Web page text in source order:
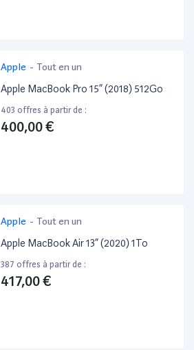
Apple - Tout en un
Apple MacBook Pro 15” (2018) 512Go
403 offres à partir de :
400,00 €
Apple - Tout en un
Apple MacBook Air 13” (2020) 1To
387 offres à partir de :
417,00 €